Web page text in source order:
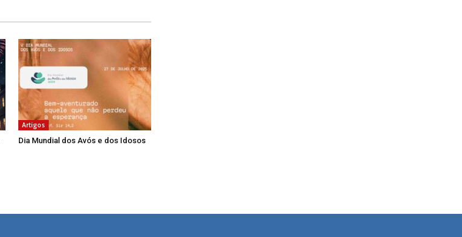
Artigos
Dia Mundial dos Avós e dos Idosos